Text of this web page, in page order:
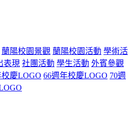
蘭陽校園景觀 蘭陽校園活動 學術活
表現 社團活動 學生活動 外賓參觀
慶LOGO 66週年校慶LOGO 70週